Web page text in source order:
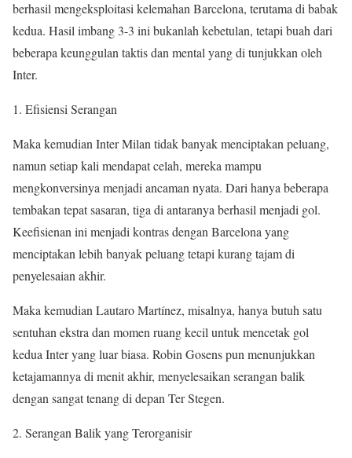
berhasil mengeksploitasi kelemahan Barcelona, terutama di babak
kedua. Hasil imbang 3-3 ini bukanlah kebetulan, tetapi buah dari
beberapa keunggulan taktis dan mental yang di tunjukkan oleh
Inter.
Efisiensi Serangan
Maka kemudian Inter Milan tidak banyak menciptakan peluang,
namun setiap kali mendapat celah, mereka mampu
mengkonversinya menjadi ancaman nyata. Dari hanya beberapa
tembakan tepat sasaran, tiga di antaranya berhasil menjadi gol.
Keefisienan ini menjadi kontras dengan Barcelona yang
menciptakan lebih banyak peluang tetapi kurang tajam di
penyelesaian akhir.
Maka kemudian Lautaro Martínez, misalnya, hanya butuh satu
sentuhan ekstra dan momen ruang kecil untuk mencetak gol
kedua Inter yang luar biasa. Robin Gosens pun menunjukkan
ketajamannya di menit akhir, menyelesaikan serangan balik
dengan sangat tenang di depan Ter Stegen.
Serangan Balik yang Terorganisir